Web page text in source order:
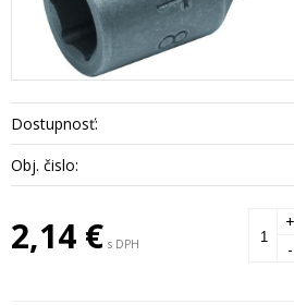
Dostupnosť:
Obj. čislo:
2,14 € s DPH
+
-